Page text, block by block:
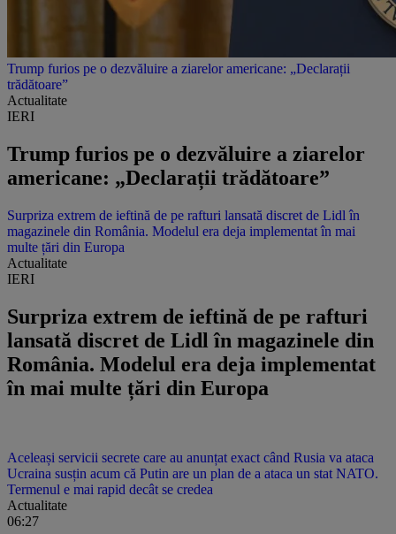
Trump furios pe o dezvăluire a ziarelor americane: „Declarații
trădătoare”
Actualitate
IERI
Trump furios pe o dezvăluire a ziarelor
americane: „Declarații trădătoare”
Surpriza extrem de ieftină de pe rafturi lansată discret de Lidl în
magazinele din România. Modelul era deja implementat în mai
multe țări din Europa
Actualitate
IERI
Surpriza extrem de ieftină de pe rafturi
lansată discret de Lidl în magazinele din
România. Modelul era deja implementat
în mai multe țări din Europa
Aceleași servicii secrete care au anunțat exact când Rusia va ataca
Ucraina susțin acum că Putin are un plan de a ataca un stat NATO.
Termenul e mai rapid decât se credea
Actualitate
06:27